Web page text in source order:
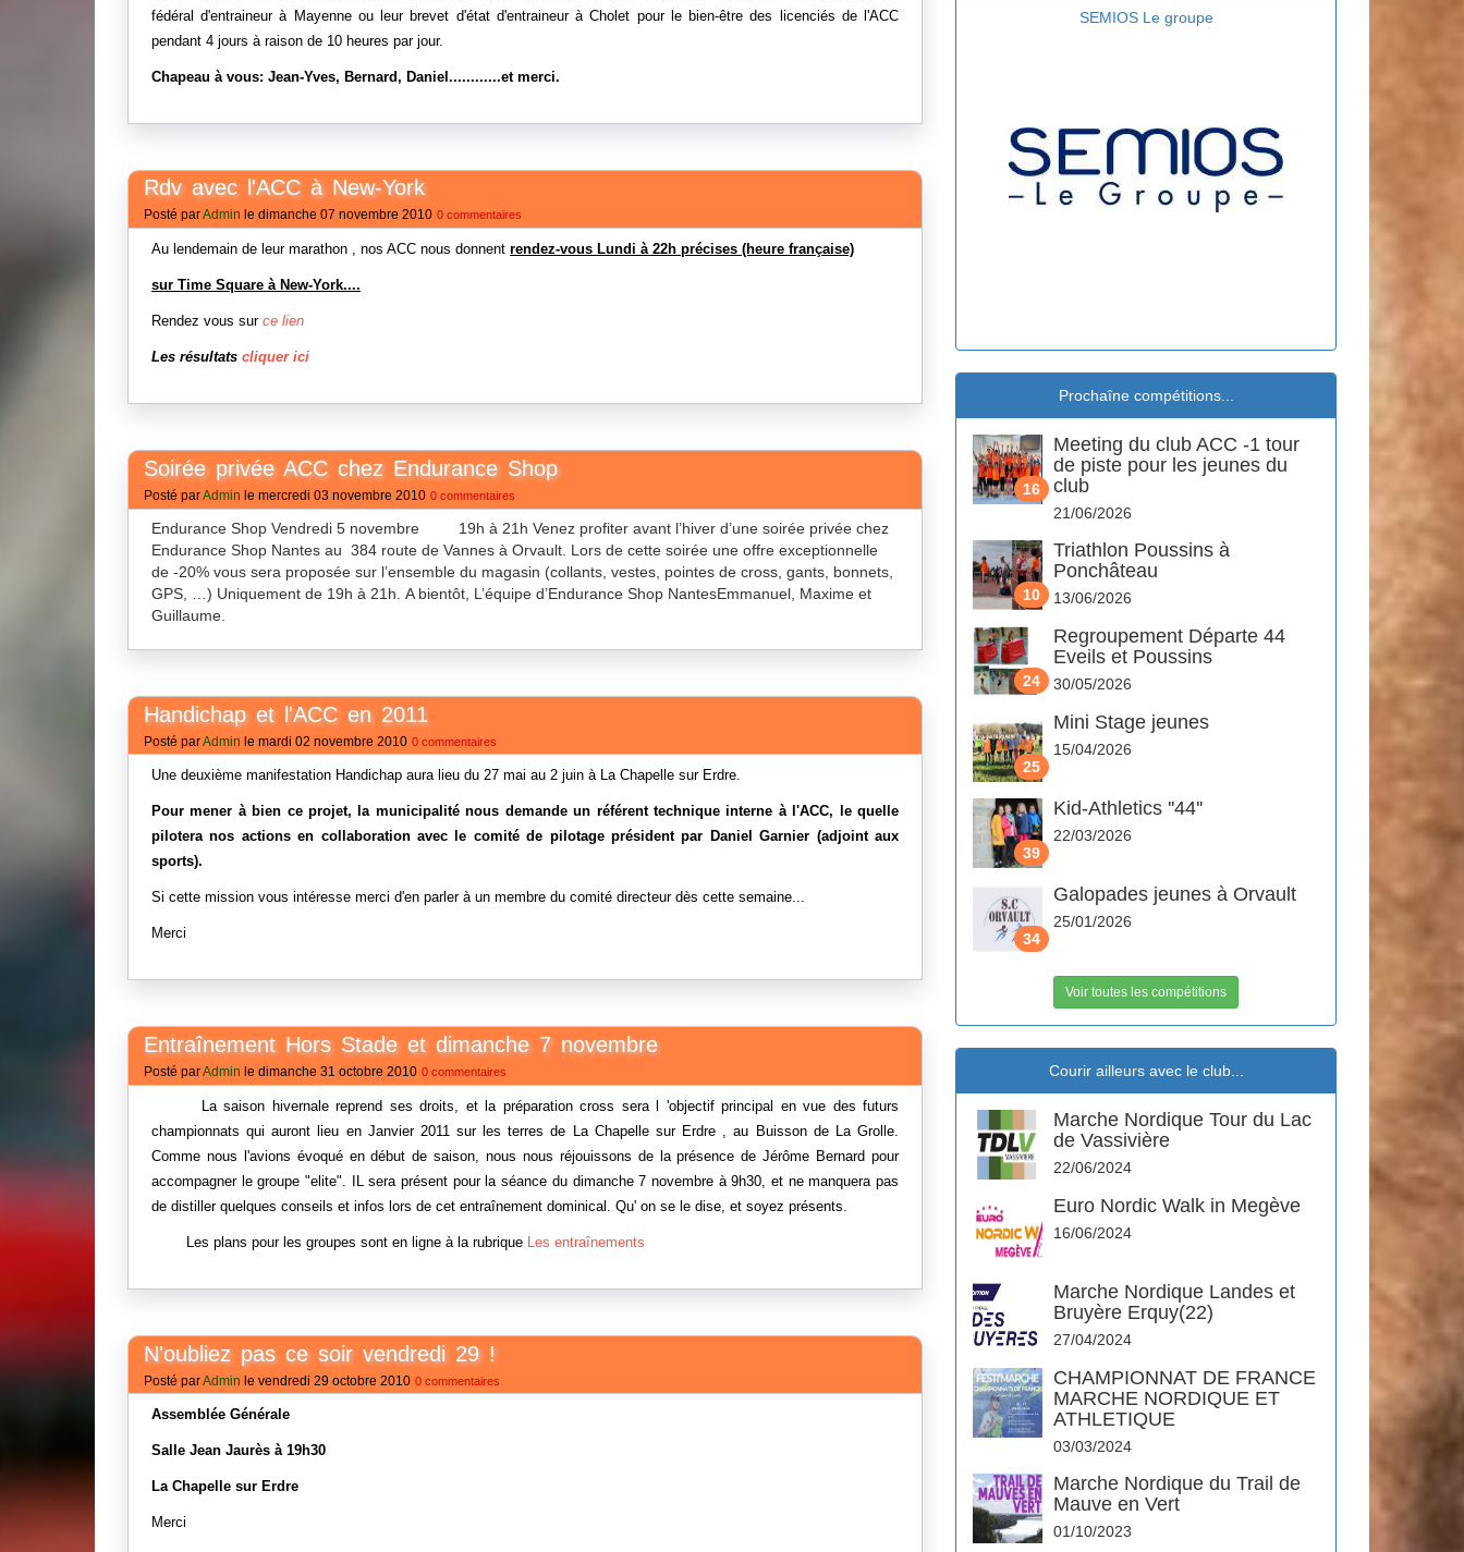
fédéral d'entraineur à Mayenne ou leur brevet d'état d'entraineur à Cholet pour le bien-être des licenciés de l'ACC
pendant 4 jours à raison de 10 heures par jour.
Chapeau à vous: Jean-Yves, Bernard, Daniel............et merci.
Rdv avec l'ACC à New-York
Posté parAdmin le dimanche 07 novembre 2010 0 commentaires
Au lendemain de leur marathon , nos ACC nous donnent rendez-vous Lundi à 22h précises (heure française)
sur Time Square à New-York....
Rendez vous sur ce lien
Les résultats cliquer ici
Soirée privée ACC chez Endurance Shop
Posté parAdmin le mercredi 03 novembre 2010 0 commentaires
Endurance Shop Vendredi 5 novembre 19h à 21h Venez profiter avant l’hiver d’une soirée privée chez
Endurance Shop Nantes au 384 route de Vannes à Orvault. Lors de cette soirée une offre exceptionnelle
de -20% vous sera proposée sur l’ensemble du magasin (collants, vestes, pointes de cross, gants, bonnets,
GPS, …) Uniquement de 19h à 21h. A bientôt, L’équipe d’Endurance Shop NantesEmmanuel, Maxime et
Guillaume.
Handichap et l'ACC en 2011
Posté parAdmin le mardi 02 novembre 2010 0 commentaires
Une deuxième manifestation Handichap aura lieu du 27 mai au 2 juin à La Chapelle sur Erdre.
Pour mener à bien ce projet, la municipalité nous demande un référent technique interne à l'ACC, le quelle
pilotera nos actions en collaboration avec le comité de pilotage président par Daniel Garnier (adjoint aux
sports).
Si cette mission vous intéresse merci d'en parler à un membre du comité directeur dès cette semaine...
Merci
Entraînement Hors Stade et dimanche 7 novembre
Posté parAdmin le dimanche 31 octobre 2010 0 commentaires
La saison hivernale reprend ses droits, et la préparation cross sera l 'objectif principal en vue des futurs
championnats qui auront lieu en Janvier 2011 sur les terres de La Chapelle sur Erdre , au Buisson de La Grolle.
Comme nous l'avions évoqué en début de saison, nous nous réjouissons de la présence de Jérôme Bernard pour
accompagner le groupe "elite". IL sera présent pour la séance du dimanche 7 novembre à 9h30, et ne manquera pas
de distiller quelques conseils et infos lors de cet entraînement dominical. Qu' on se le dise, et soyez présents.
Les plans pour les groupes sont en ligne à la rubrique Les entraînements
N'oubliez pas ce soir vendredi 29 !
Posté parAdmin le vendredi 29 octobre 2010 0 commentaires
Assemblée Générale
Salle Jean Jaurès à 19h30
La Chapelle sur Erdre
Merci
SEMIOS Le groupe Intersport
Prochaîne compétitions...
16
Meeting du club ACC -1 tour
de piste pour les jeunes du
club
21/06/2026
10
Triathlon Poussins à
Ponchâteau
13/06/2026
24
Regroupement Départe 44
Eveils et Poussins
30/05/2026
25
Mini Stage jeunes
15/04/2026
39
Kid-Athletics ''44''
22/03/2026
34
Galopades jeunes à Orvault
25/01/2026
Voir toutes les compétitions
Courir ailleurs avec le club...
Marche Nordique Tour du Lac
de Vassivière
22/06/2024
Euro Nordic Walk in Megève
16/06/2024
Marche Nordique Landes et
Bruyère Erquy(22)
27/04/2024
CHAMPIONNAT DE FRANCE
MARCHE NORDIQUE ET
ATHLETIQUE
03/03/2024
Marche Nordique du Trail de
Mauve en Vert
01/10/2023